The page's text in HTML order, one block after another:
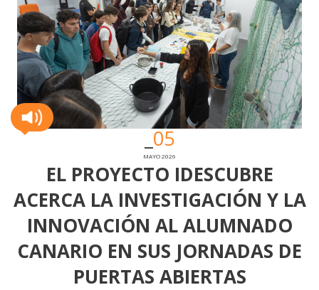
05
MAYO 2026
EL PROYECTO IDESCUBRE
ACERCA LA INVESTIGACIÓN Y LA
INNOVACIÓN AL ALUMNADO
CANARIO EN SUS JORNADAS DE
PUERTAS ABIERTAS